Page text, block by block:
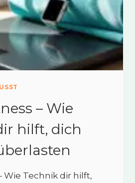
– Wie
hilft, dich
Wie Technik dir hilft,